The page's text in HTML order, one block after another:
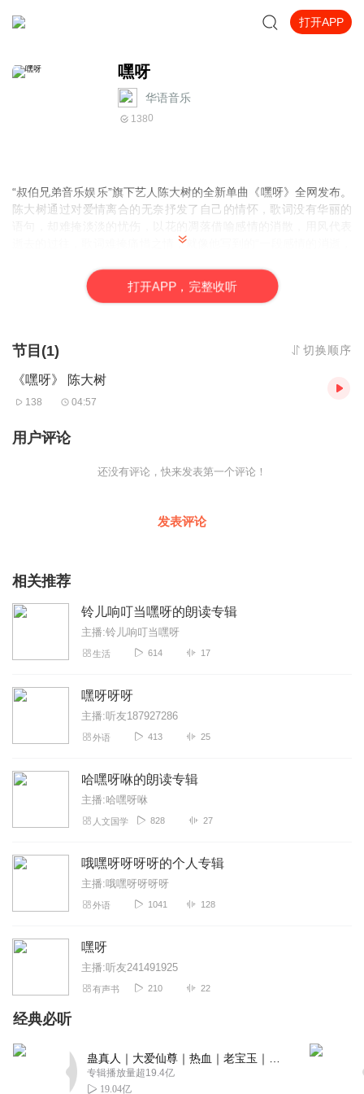
打开APP
嘿呀
华语音乐
1380
“叔伯兄弟音乐娱乐”旗下艺人陈大树的全新单曲《嘿呀》全网发布。
陈大树通过对爱情离合的无奈抒发了自己的情怀，歌词没有华丽的
逝去的过往，歌词难掩痛惜之情，就像他写到的“一段感情的消逝，
舍，我只是有点难过，如果你能够生活的更好，就让我来承受这一
切。。。它会是心中的那道烟火，我也会记住它最美好的样子”
留下些什么而已。
打开APP，完整收听
节目(1) 切换顺序
《嘿呀》 陈大树
138 04:57
用户评论
还没有评论，快来发表第一个评论！
发表评论
相关推荐
铃儿响叮当嘿呀的朗读专辑
主播:铃儿响叮当嘿呀
生活 614 17
嘿呀呀呀
主播:听友187927286
外语 413 25
哈嘿呀咻的朗读专辑
主播:哈嘿呀咻
人文国学 828 27
哦嘿呀呀呀呀的个人专辑
主播:哦嘿呀呀呀呀
外语 1041 128
嘿呀
主播:听友241491925
有声书 210 22
经典必听
专辑播放量超19.4亿
19.04亿